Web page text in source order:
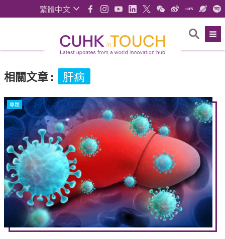
繁體中文
相關文章: 肝病
專題